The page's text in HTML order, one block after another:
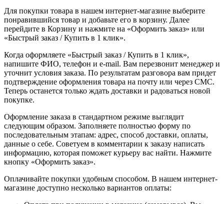
Для покупки товара в нашем интернет-магазине выберите
понравившийся товар и добавьте его в корзину. Далее
перейдите в Корзину и нажмите на «Оформить заказ» или
«Быстрый заказ / Купить в 1 клик».
Когда оформляете «Быстрый заказ / Купить в 1 клик»,
напишите ФИО, телефон и e-mail. Вам перезвонит менеджер и
уточнит условия заказа. По результатам разговора вам придет
подтверждение оформления товара на почту или через СМС.
Теперь останется только ждать доставки и радоваться новой
покупке.
Оформление заказа в стандартном режиме выглядит
следующим образом. Заполняете полностью форму по
последовательным этапам: адрес, способ доставки, оплаты,
данные о себе. Советуем в комментарии к заказу написать
информацию, которая поможет курьеру вас найти. Нажмите
кнопку «Оформить заказ».
Оплачивайте покупки удобным способом. В нашем интернет-
магазине доступно несколько вариантов оплаты: